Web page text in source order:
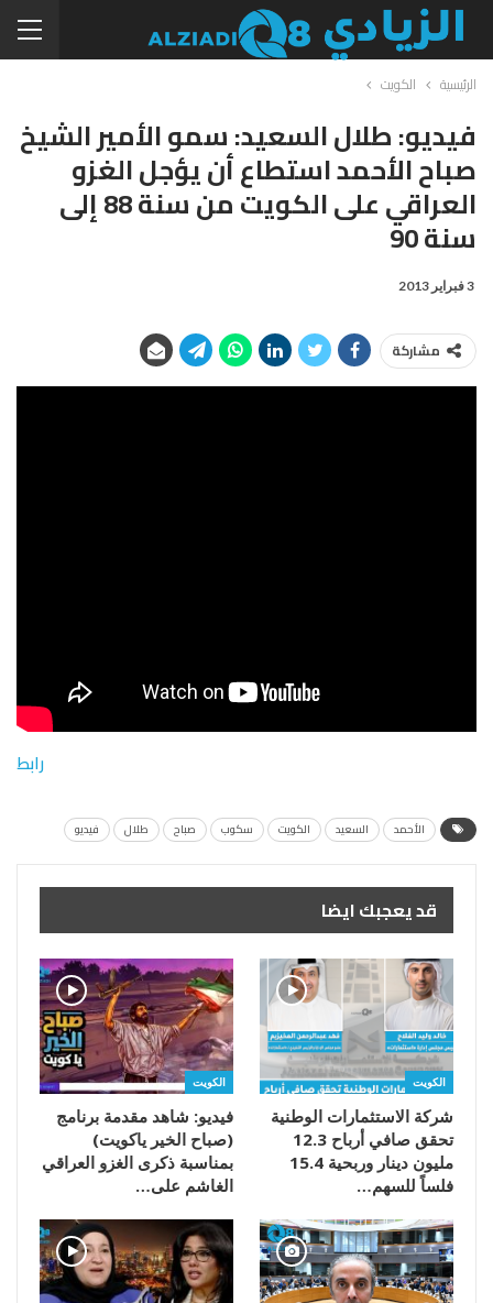
الرئيسية الكويت
فيديو: طلال السعيد: سمو الأمير الشيخ
صباح الأحمد استطاع أن يؤجل الغزو
العراقي على الكويت من سنة 88 إلى
سنة 90
3 فبراير 2013
مشاركة
رابط
الأحمد السعيد الكويت سكوب صباح طلال فيديو
قد يعجبك ايضا
الكويت
شركة الاستثمارات الوطنية
تحقق صافي أرباح 12.3
مليون دينار وربحية 15.4
فلساً للسهم…
الكويت
فيديو: شاهد مقدمة برنامج
(صباح الخير ياكويت)
بمناسبة ذكرى الغزو العراقي
الغاشم على…